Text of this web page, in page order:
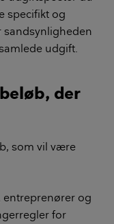
specifikt og
sandsynligheden
udgift.
der
som vil være
entreprenører og
for